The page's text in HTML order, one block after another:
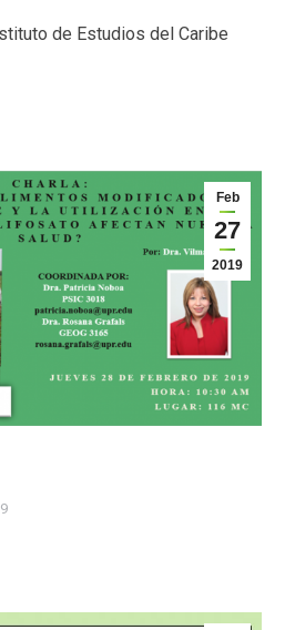
de Estudios del Caribe
Feb
27
2019